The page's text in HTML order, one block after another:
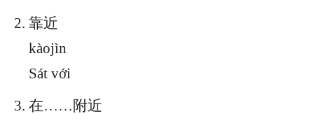
靠近
kàojìn
Sát với
在……附近